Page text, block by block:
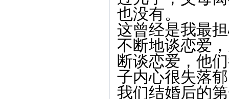
也没有。
这曾经是我最
不断地谈恋爱
断谈恋爱，他
子内心很失落
我们结婚后的